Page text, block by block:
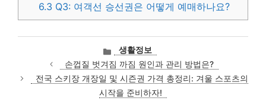
6.3 Q3: 여객선 승선권은 어떻게 예매하나요?
카
테
고
리
생활정보
손껍질 벗겨짐 까짐 원인과 관리 방법은?
전국 스키장 개장일 및 시즌권 가격 총정리: 겨울 스포츠의
시작을 준비하자!